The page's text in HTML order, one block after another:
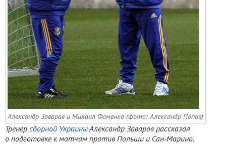
Александр Заваров и Михаил Фоменко (фото: Александр Попов)
Тренер сборной УкраиныАлександр Заваров рассказал
о подготовке к матчам против Польши и Сан-Марино.